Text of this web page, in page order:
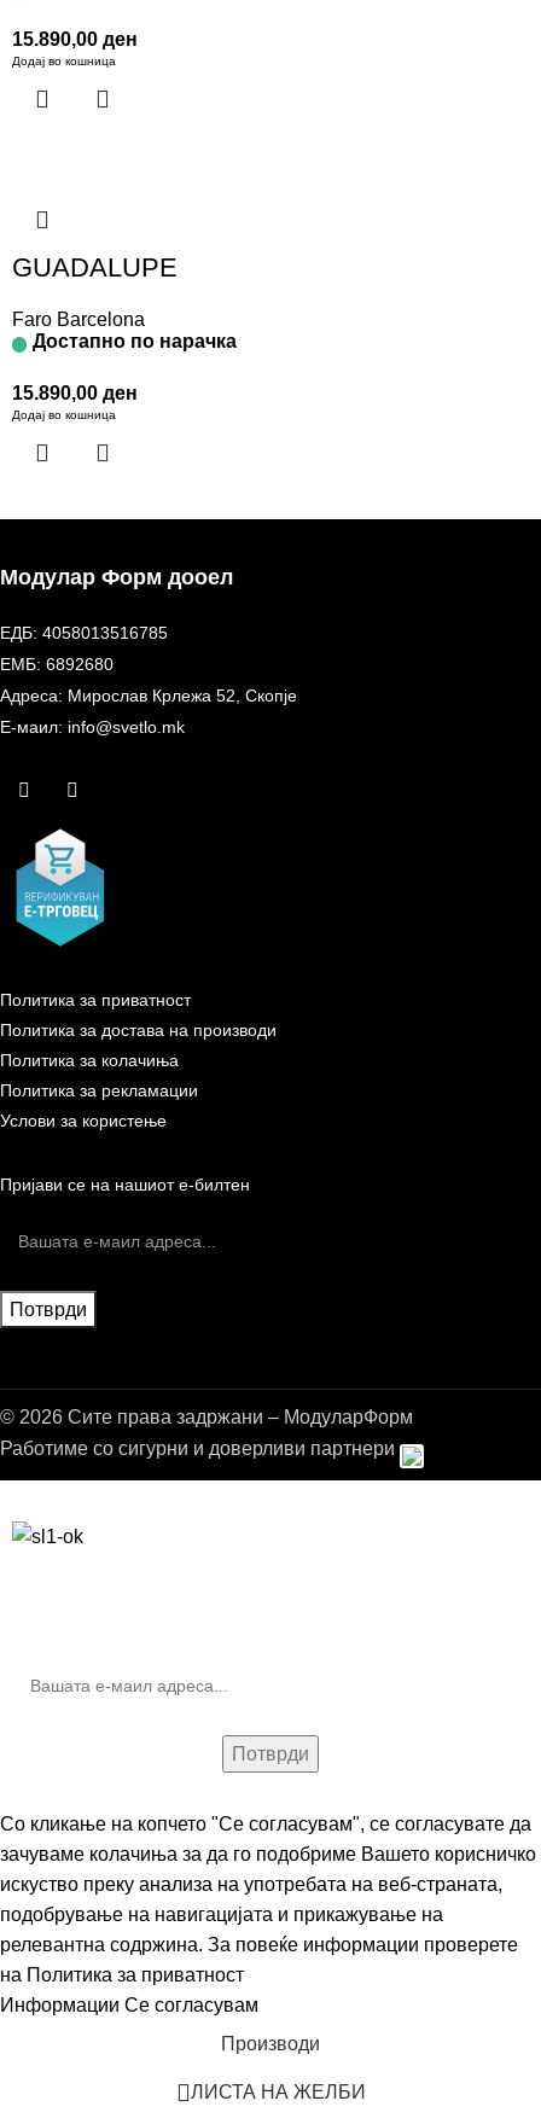
15.890,00 ден
Додај во кошница
GUADALUPE
Faro Barcelona
Достапно по нарачка
15.890,00 ден
Додај во кошница
Модулар Форм дооел
ЕДБ: 4058013516785
ЕМБ: 6892680
Адреса: Мирослав Крлежа 52, Скопје
Е-маил: info@svetlo.mk
Политика за приватност
Политика за достава на производи
Политика за колачиња
Политика за рекламации
Услови за користење
Пријави се на нашиот е-билтен
© 2026 Сите права задржани – МодуларФорм
Работиме со сигурни и доверливи партнери
Со кликање на копчето "Се согласувам", се согласувате да
зачуваме колачиња за да го подобриме Вашето корисничко
искуство преку анализа на употребата на веб-страната,
подобрување на навигацијата и прикажување на
релевантна содржина. За повеќе информации проверете
на Политика за приватност
Информации Се согласувам
Производи
ЛИСТА НА ЖЕЛБИ